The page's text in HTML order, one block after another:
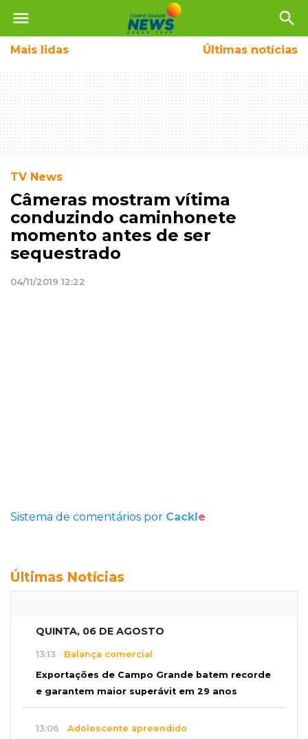
menu search
Mais lidas Últimas notícias
TV News
Câmeras mostram vítima
conduzindo caminhonete
momento antes de ser
sequestrado
04/11/2019 12:22
Sistema de comentários por Cackle
Últimas Notícias
QUINTA, 06 DE AGOSTO
13:13 Balança comercial
Exportações de Campo Grande batem recorde
e garantem maior superávit em 29 anos
13:06 Adolescente apreendido